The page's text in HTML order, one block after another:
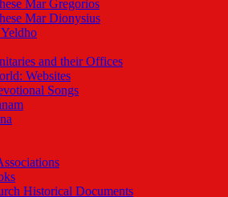
Mar Gregorios
Mar Dionysius
and their Offices
Websites
Songs
Historical Documents